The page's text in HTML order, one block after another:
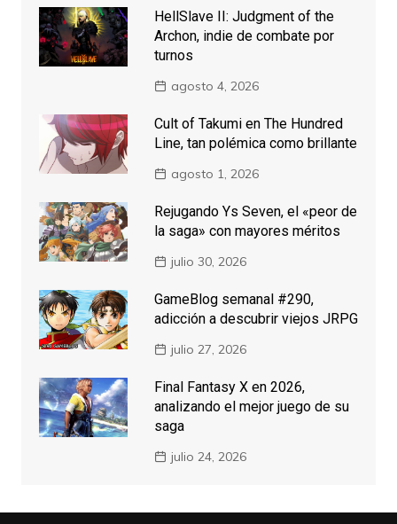
HellSlave II: Judgment of the
Archon, indie de combate por
turnos
agosto 4, 2026
Cult of Takumi en The Hundred
Line, tan polémica como brillante
agosto 1, 2026
Rejugando Ys Seven, el «peor de
la saga» con mayores méritos
julio 30, 2026
GameBlog semanal #290,
adicción a descubrir viejos JRPG
julio 27, 2026
Final Fantasy X en 2026,
analizando el mejor juego de su
saga
julio 24, 2026